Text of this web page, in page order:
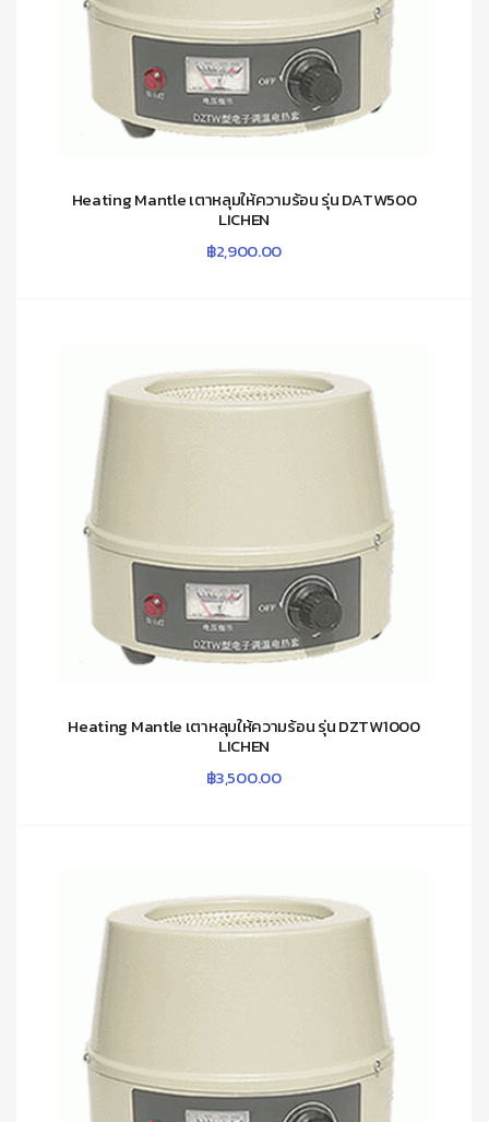
Heating Mantle เตาหลุมให้ความร้อน รุ่น DATW500
LICHEN
฿2,900.00
Heating Mantle เตาหลุมให้ความร้อน รุ่น DZTW1000
LICHEN
฿3,500.00